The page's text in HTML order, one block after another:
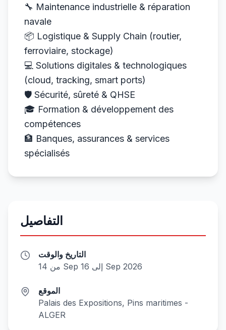
🔧 Maintenance industrielle & réparation
navale
📦 Logistique & Supply Chain (routier,
ferroviaire, stockage)
💻 Solutions digitales & technologiques
(cloud, tracking, smart ports)
🛡 Sécurité, sûreté & QHSE
🎓 Formation & développement des
compétences
🏦 Banques, assurances & services
spécialisés
التفاصيل
التاريخ والوقت
من 14 Sep إلى 16 Sep 2026
الموقع
Palais des Expositions, Pins maritimes -
ALGER